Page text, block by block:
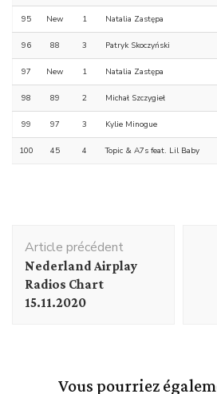
95 New 1 Natalia Zastępa
96 88 3 Patryk Skoczyński
97 New 1 Natalia Zastępa
98 89 2 Michał Szczygieł
99 97 3 Kylie Minogue
100 45 4 Topic & A7s feat. Lil Baby
d'article
Article précédent
Nederland Airplay
Radios Chart
15.11.2020
Vous pourriez